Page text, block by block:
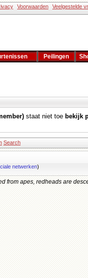
Voorwaarden Veelgestelde
Peilingen
staat niet toe bekijk
Search
netwerken)
from apes, redheads are